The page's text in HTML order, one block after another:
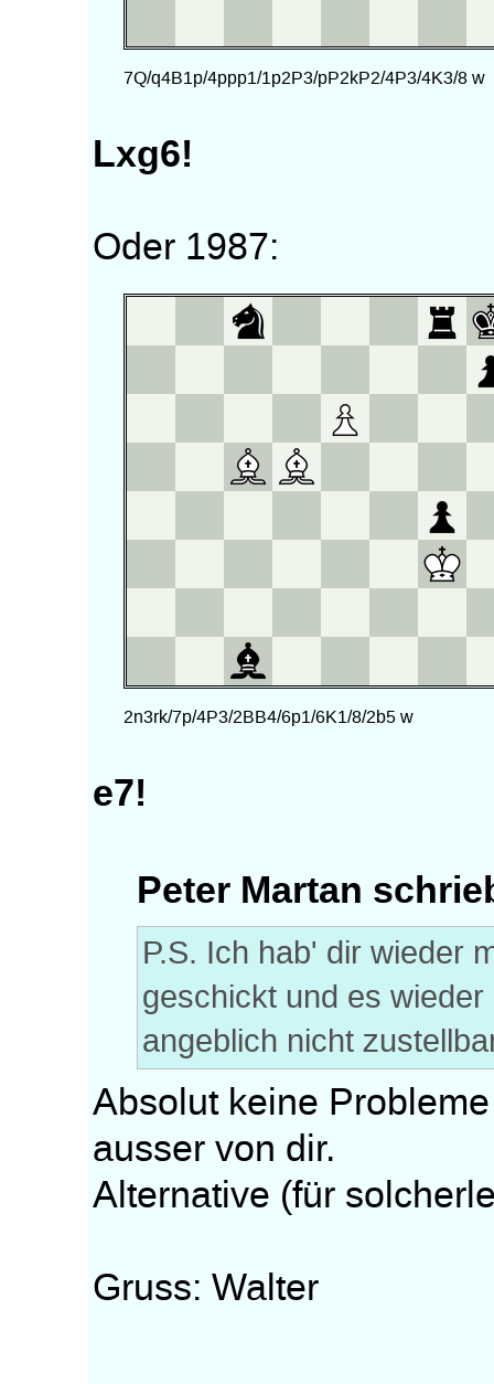
Lxg6!
Oder 1987:
e7!
Peter Martan
P.S. Ich hab' dir wieder
geschickt und es
angeblich nicht
Absolut keine
ausser von dir.
Alternative (für
Gruss: Walter